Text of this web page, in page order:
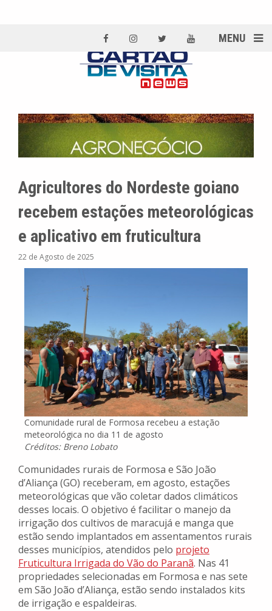
MENU
Agricultores do Nordeste goiano
recebem estações meteorológicas
e aplicativo em fruticultura
22 de Agosto de 2025
Comunidade rural de Formosa recebeu a estação
meteorológica no dia 11 de agosto
Créditos: Breno Lobato
Comunidades rurais de Formosa e São João
d’Aliança (GO) receberam, em agosto, estações
meteorológicas que vão coletar dados climáticos
desses locais. O objetivo é facilitar o manejo da
irrigação dos cultivos de maracujá e manga que
estão sendo implantados em assentamentos rurais
desses municípios, atendidos pelo projeto
Fruticultura Irrigada do Vão do Paranã. Nas 41
propriedades selecionadas em Formosa e nas sete
em São João d’Aliança, estão sendo instalados kits
de irrigação e espaldeiras.